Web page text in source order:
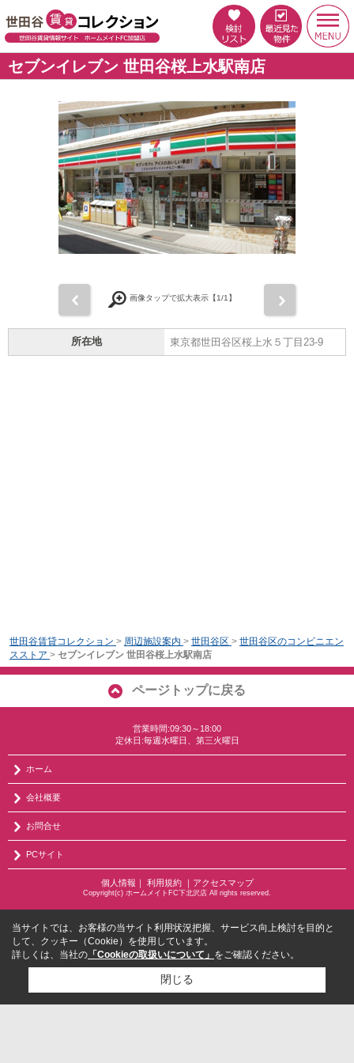
セブンイレブン 世田谷桜上水駅南店
画像タップで拡大表示【1/1】
所在地 東京都世田谷区桜上水５丁目23-9
世田谷賃貸コレクション > 周辺施設案内 > 世田谷区 > 世田谷区のコンビニエン
スストア > セブンイレブン 世田谷桜上水駅南店
ページトップに戻る
営業時間:09:30～18:00
定休日:毎週水曜日、第三火曜日
ホーム
会社概要
お問合せ
PCサイト
個人情報 ｜ 利用規約｜ アクセスマップ
Copyright(c) ホームメイトFC下北沢店 All rights reserved.
当サイトでは、お客様の当サイト利用状況把握、サービス向上検討を目的と
して、クッキー（Cookie）を使用しています。
詳しくは、当社の 「Cookieの取扱いについて」 をご確認ください。
閉じる